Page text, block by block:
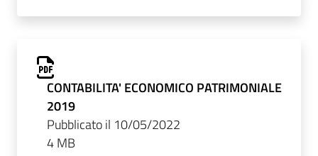
CONTABILITA' ECONOMICO PATRIMONIALE
2019
Pubblicato il 10/05/2022
4 MB